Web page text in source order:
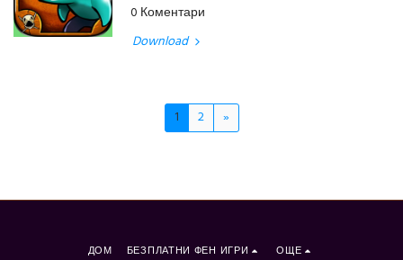
0 Коментари
Download
1 2 »
ДОМ БЕЗПЛАТНИ ФЕН ИГРИ ОЩЕ